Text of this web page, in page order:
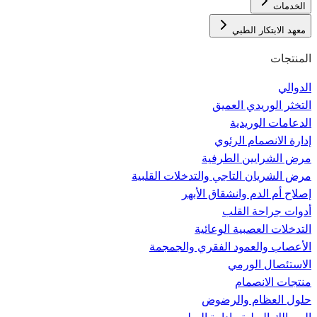
الخدمات
معهد الابتكار الطبي
المنتجات
الدوالي
التخثر الوريدي العميق
الدعامات الوريدية
إدارة الانصمام الرئوي
مرض الشرايين الطرفية
مرض الشريان التاجي والتدخلات القلبية
إصلاح أم الدم وانشقاق الأبهر
أدوات جراحة القلب
التدخلات العصبية الوعائية
الأعصاب والعمود الفقري والجمجمة
الاستئصال الورمي
منتجات الانصمام
حلول العظام والرضوض